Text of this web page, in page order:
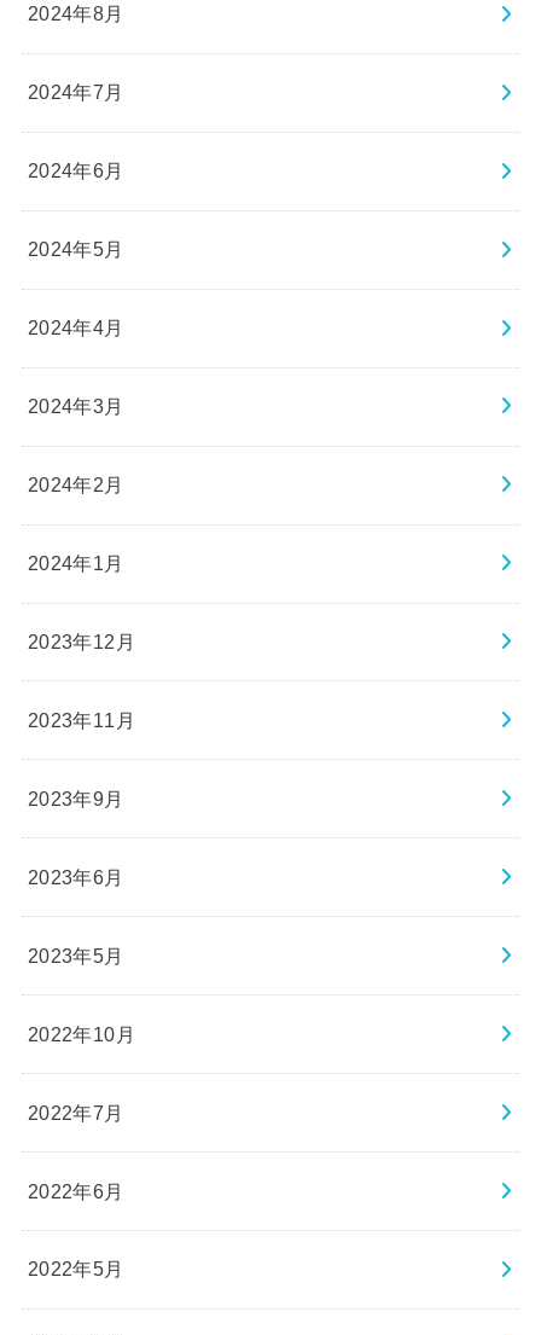
2024年8月
2024年7月
2024年6月
2024年5月
2024年4月
2024年3月
2024年2月
2024年1月
2023年12月
2023年11月
2023年9月
2023年6月
2023年5月
2022年10月
2022年7月
2022年6月
2022年5月